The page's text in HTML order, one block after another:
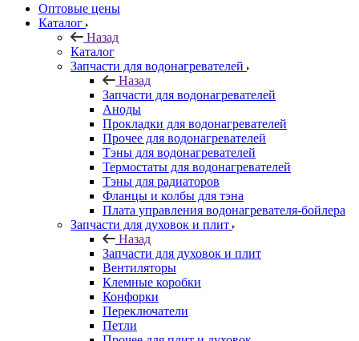
Оптовые цены
Каталог
Назад
Каталог
Запчасти для водонагревателей
Назад
Запчасти для водонагревателей
Аноды
Прокладки для водонагревателей
Прочее для водонагревателей
Тэны для водонагревателей
Термостаты для водонагревателей
Тэны для радиаторов
Фланцы и колбы для тэна
Плата управления водонагревателя-бойлера
Запчасти для духовок и плит
Назад
Запчасти для духовок и плит
Вентиляторы
Клемные коробки
Конфорки
Переключатели
Петли